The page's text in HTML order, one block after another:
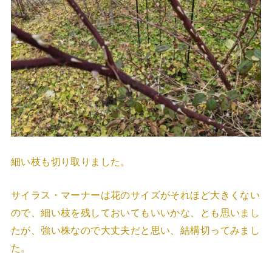
細い枝も切り取りました。
サイラス・マーナーは花のサイズがそれほど大きくない
ので、細い枝を残しておいてもいいかな、とも思いまし
たが、強い株なので大丈夫だと思い、結構切ってみまし
た。